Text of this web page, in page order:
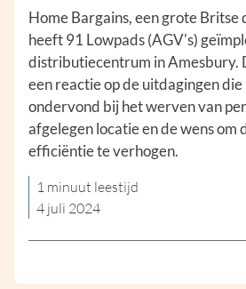
Home Bargains, een grote Britse
heeft 91 Lowpads (AGV's)
distributiecentrum in Amesbury.
een reactie op de uitdagingen
ondervond bij het werven van
afgelegen locatie en de wens om
efficiëntie te verhogen.
1 minuut leestijd
4 juli 2024